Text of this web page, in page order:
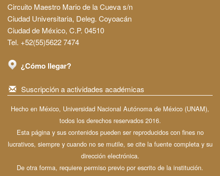
Circuito Maestro Mario de la Cueva s/n
Ciudad Universitaria, Deleg. Coyoacán
Ciudad de México, C.P. 04510
Tel. +52(55)5622 7474
¿Cómo llegar?
Suscripción a actividades académicas
Hecho en México, Universidad Nacional Autónoma de México (UNAM),
todos los derechos reservados 2016.
Esta página y sus contenidos pueden ser reproducidos con fines no
lucrativos, siempre y cuando no se mutile, se cite la fuente completa y su
dirección electrónica.
De otra forma, requiere permiso previo por escrito de la institución.